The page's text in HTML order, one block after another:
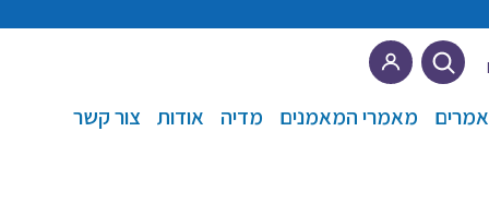
מאמרי המאמנים מדיה אודות צור קשר